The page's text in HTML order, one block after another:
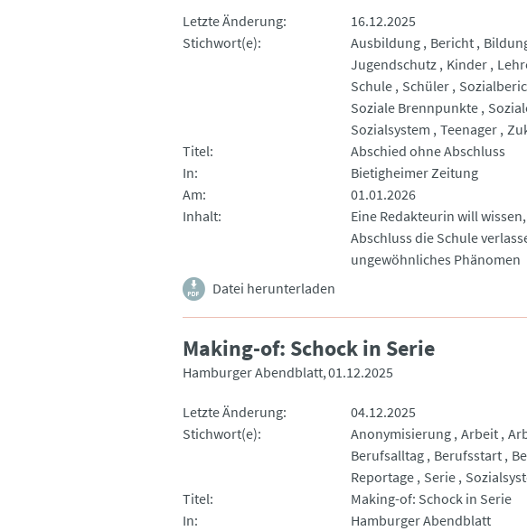
Letzte Änderung
16.12.2025
Stichwort(e)
Ausbildung Bericht
Jugendschutz
Kinder
Schule
Schüler
Soziale Brennpunkte
Sozialsystem Teenager
Titel
Abschied ohne Abschluss
In
Bietigheimer Zeitung
Am
01.01.2026
Inhalt
Eine Redakteurin will
Abschluss die Schule
ungewöhnliches Phänomen
Datei herunterladen
Making-of: Schock in Serie
Hamburger Abendblatt 01.12.2025
Letzte Änderung
04.12.2025
Stichwort(e)
Anonymisierung Arbeit
Berufsalltag
Berufsstart
Reportage
Serie
Titel
Making-of: Schock in Serie
In
Hamburger Abendblatt